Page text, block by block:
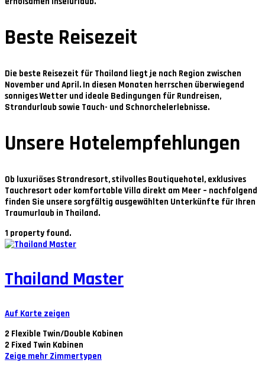
Beste Reisezeit
Die beste Reisezeit für Thailand liegt je nach Region zwischen
November und April. In diesen Monaten herrschen überwiegend
sonniges Wetter und ideale Bedingungen für Rundreisen,
Strandurlaub sowie Tauch- und Schnorchelerlebnisse.
Unsere Hotelempfehlungen
Ob luxuriöses Strandresort, stilvolles Boutiquehotel, exklusives
Tauchresort oder komfortable Villa direkt am Meer – nachfolgend
finden Sie unsere sorgfältig ausgewählten Unterkünfte für Ihren
Traumurlaub in Thailand.
1 property found.
Thailand Master
Auf Karte zeigen
2 Flexible Twin/Double Kabinen
2 Fixed Twin Kabinen
Zeige mehr Zimmertypen